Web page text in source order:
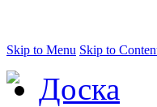
Skip to Menu Skip to
Доска